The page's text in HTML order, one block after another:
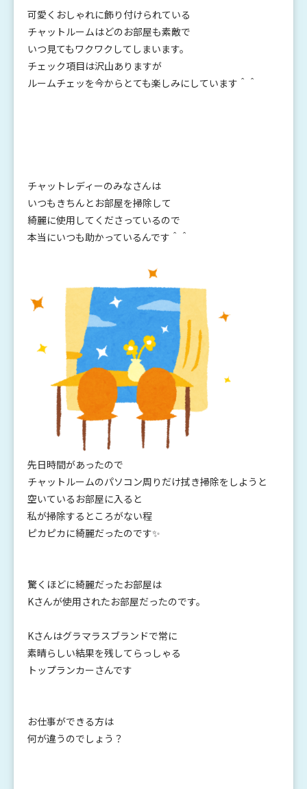
可愛くおしゃれに飾り付けられている
チャットルームはどのお部屋も素敵で
いつ見てもワクワクしてしまいます。
チェック項目は沢山ありますが
ルームチェッを今からとても楽しみにしています＾＾
チャットレディーのみなさんは
いつもきちんとお部屋を掃除して
綺麗に使用してくださっているので
本当にいつも助かっているんです＾＾
先日時間があったので
チャットルームのパソコン周りだけ拭き掃除をしようと
空いているお部屋に入ると
私が掃除するところがない程
ピカピカに綺麗だったのです✨
驚くほどに綺麗だったお部屋は
Kさんが使用されたお部屋だったのです。
Kさんはグラマラスブランドで常に
素晴らしい結果を残してらっしゃる
トップランカーさんです
お仕事ができる方は
何が違うのでしょう？